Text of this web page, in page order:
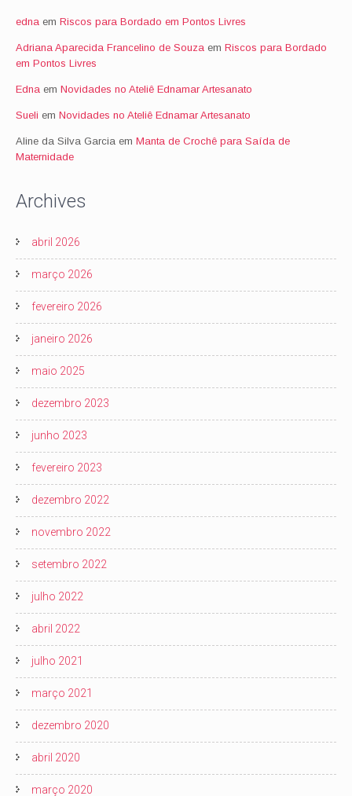
edna em Riscos para Bordado em Pontos Livres
Adriana Aparecida Francelino de Souza em Riscos para Bordado
em Pontos Livres
Edna em Novidades no Ateliê Ednamar Artesanato
Sueli em Novidades no Ateliê Ednamar Artesanato
Aline da Silva Garcia em Manta de Crochê para Saída de
Maternidade
Archives
abril 2026
março 2026
fevereiro 2026
janeiro 2026
maio 2025
dezembro 2023
junho 2023
fevereiro 2023
dezembro 2022
novembro 2022
setembro 2022
julho 2022
abril 2022
julho 2021
março 2021
dezembro 2020
abril 2020
março 2020